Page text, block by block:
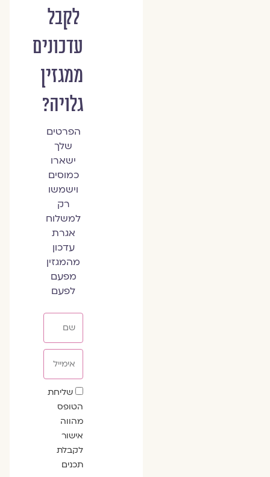
לקבל
עדכונים
ממגזין
גלויה?
הפרטים
שלך
ישארו
כמוסים
וישמשו
רק
למשלוח
אגרת
עדכון
מהמגזין
מפעם
לפעם
שדה
הסכמה
שליחת
הטופס
מהווה
אישור
לקבלת
תכנים